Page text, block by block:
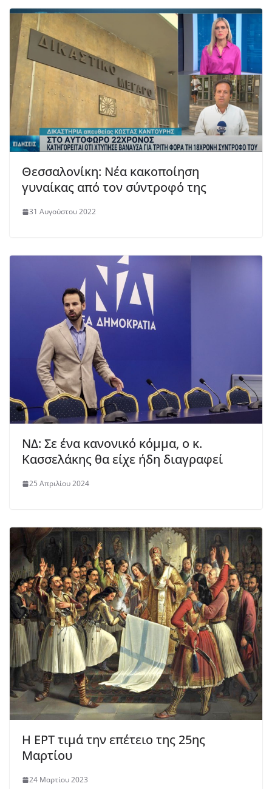
Θεσσαλονίκη: Νέα κακοποίηση
γυναίκας από τον σύντροφό της
31 Αυγούστου 2022
ΝΔ: Σε ένα κανονικό κόμμα, ο κ.
Κασσελάκης θα είχε ήδη διαγραφεί
25 Απριλίου 2024
Η ΕΡΤ τιμά την επέτειο της 25ης
Μαρτίου
24 Μαρτίου 2023